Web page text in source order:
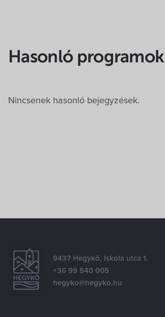
Hasonló programok
Nincsenek hasonló bejegyzések.
9437 Hegykő, Iskola utca 1.
+36 99 540 005
hegyko@hegyko.hu